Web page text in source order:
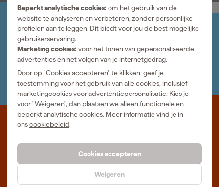
Beperkt analytische cookies: om het gebruik van de
website te analyseren en verbeteren, zonder persoonlijke
profielen aan te leggen. Dit biedt voor jou de best mogelijke
gebruikerservaring.
Marketing cookies: voor het tonen van gepersonaliseerde
advertenties en het volgen van je internetgedrag.
Door op "Cookies accepteren" te klikken, geef je
toestemming voor het gebruik van alle cookies, inclusief
marketingcookies voor advertentiepersonalisatie. Kies je
voor "Weigeren", dan plaatsen we alleen functionele en
beperkt analytische cookies. Meer informatie vind je in
onscookiebeleid.
Cookies accepteren
Weigeren
Jouw account
Log-in en beheer je bestellingen en gegevens
Nieuwsbrief
Inschrijven wekelijkse nieuwsbrief
Wij helpen je graag
Neem contact op met één van onze specialisten.
Waar staat Gereedschapcentrum voor
Professioneel gereedschap met advies op maat: wij zijn dé online
specialist, wat je project ook is. Gereedschapcentrum is Beter
Maken.
Meer over ons